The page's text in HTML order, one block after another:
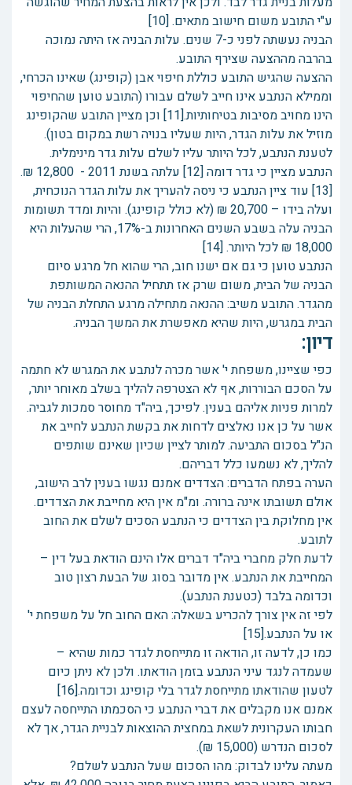
ע"י התובע משום חישוב מתאים. [10]
הבניה נעשתה לפני כ-7 שנים. עלות הבניה אז היתה נמוכה
בהרבה מההצעה שצירף התובע.
ההצעה שהגיש התובע כוללת חיפוי אבן (קופינג) שאינו הכרחי,
וממילא הנתבע אינו חייב לשלם עבורו (התובע טוען שהחיפוי
הינו מחויב מסיבות בטיחותיות.[11] וכן מציין התובע שהקופינג
מוזיל את עלות הגדר, היות שעליו בנויה רשת במקום בטון).
לטענת הנתבע, לכל היותר עליו לשלם עלות גדר מינימלית.
הנתבע מציין כי גדר דומה [12] עלתה בשנת 2011 - 12,800 ₪.
[13] עוד ציין הנתבע כי ניסה להעריך את עלות הגדר הנוכחית,
ועלה בידו – 20,700 ₪ (לא כולל קופינג). והיות ומדד תשומות
הבניה עלה בשבע השנים האחרונות ב-17%, הרי שהעלות היא
18,000 ₪ לכל היותר. [14]
הנתבע טוען כי גם אם ישנו חוב, הרי שהוא חל מרגע סיום
הבניה של הבית, משום שרק אז תתחיל ההנאה המשותפת
מהגדר. התובע משיב: ההנאה מתחילה מרגע התחלת הבניה של
הבית במגרש, היות שהיא מאפשרת את המשך הבניה.
דיון:
כפי שציינו, משפחת י' אשר מכרה לנתבע את המגרש לא חתמה
על הסכם הבוררות, אף לא הצטרפה להליך בשלב מאוחר יותר,
למרות פניות אליהם בענין. לפיכך, ביה"ד מחוסר סמכות לגביה.
אשר על כן אנו נאלצים לדחות את בקשת הנתבע לחייב את
הנ"ל בסכום התביעה. למותר לציין שכיון שאינם שותפים
להליך, לא נשמעו כלל דבריהם.
הערה בפתח הדברים: הצדדים אמנם נגשו בענין לרב הישוב,
אולם תשובתו אינה ברורה. ומ"מ אין היא מחייבת את הצדדים.
אין מחלוקת בין הצדדים כי הנתבע הסכים לשלם את החוב
לתובע.
לדעת חלק מחברי ביה"ד דברים אלו הינם הודאת בעל דין –
המחייבת את הנתבע. אין מדובר בסוג של הבעת רצון טוב
וכדומה בלבד (כטענת הנתבע).
לפי זה אין צורך להכריע בשאלה: האם החוב חל על משפחת י'
או על הנתבע.[15]
כמו כן, לדעה זו, הודאה זו מתייחסת לגדר כמות שהיא –
שעמדה לנגד עיני הנתבע בזמן הודאתו. ולכן לא ניתן כיום
לטעון שהודאתו מתייחסת לגדר בלי קופינג וכדומה.[16]
אמנם אנו מקבלים את דברי הנתבע כי הסכמתו התייחסה לעצם
חבותו העקרונית לשאת במחצית ההוצאות לבניית הגדר, אך לא
לסכום הנדרש (15,000 ₪).
מעתה עלינו לבדוק: מהו הסכום שעל הנתבע לשלם?